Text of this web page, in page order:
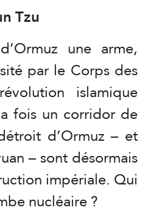
Tzu
une arme,
par le Corps des
islamique
fois un corridor de
d’Ormuz – et
– sont désormais
impériale. Qui
nucléaire ?